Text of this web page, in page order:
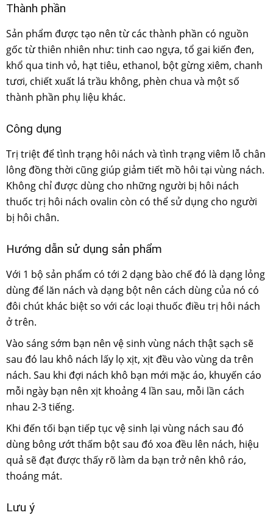
Thành phần
Sản phẩm được tạo nên từ các thành phần có nguồn
gốc từ thiên nhiên như: tinh cao ngựa, tổ gai kiến đen,
khổ qua tinh vỏ, hạt tiêu, ethanol, bột gừng xiêm, chanh
tươi, chiết xuất lá trầu không, phèn chua và một số
thành phần phụ liệu khác.
Công dụng
Trị triệt để tình trạng hôi nách và tình trạng viêm lỗ chân
lông đồng thời cũng giúp giảm tiết mồ hôi tại vùng nách.
Không chỉ được dùng cho những người bị hôi nách
thuốc trị hôi nách ovalin còn có thể sử dụng cho người
bị hôi chân.
Hướng dẫn sử dụng sản phẩm
Với 1 bộ sản phẩm có tới 2 dạng bào chế đó là dạng lỏng
dùng để lăn nách và dạng bột nên cách dùng của nó có
đôi chút khác biệt so với các loại thuốc điều trị hôi nách
ở trên.
Vào sáng sớm bạn nên vệ sinh vùng nách thật sạch sẽ
sau đó lau khô nách lấy lọ xịt, xịt đều vào vùng da trên
nách. Sau khi đợi nách khô bạn mới mặc áo, khuyến cáo
mỗi ngày bạn nên xịt khoảng 4 lần sau, mỗi lần cách
nhau 2-3 tiếng.
Khi đến tối bạn tiếp tục vệ sinh lại vùng nách sau đó
dùng bông ướt thấm bột sau đó xoa đều lên nách, hiệu
quả sẽ đạt được thấy rõ làm da bạn trở nên khô ráo,
thoáng mát.
Lưu ý